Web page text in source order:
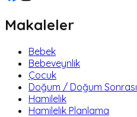
Makaleler
Bebek
Bebeveynlik
Çocuk
Doğum / Doğum Sonrası
Hamilelik
Hamilelik Planlama